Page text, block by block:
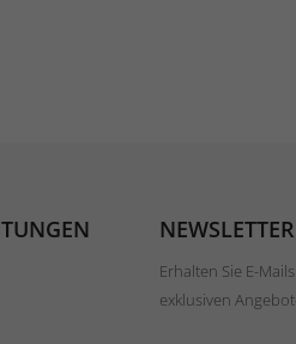
NEWSLETTER
Erhalten Sie E-
exklusiven